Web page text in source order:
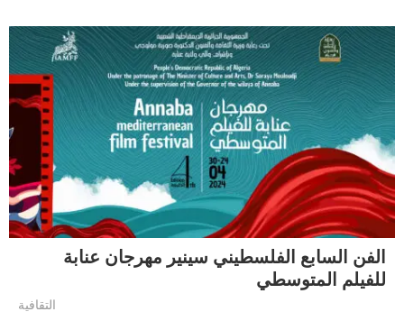
الفن السابع الفلسطيني سينير مهرجان عنابة
للفيلم المتوسطي
التقافية